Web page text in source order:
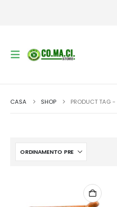
CASA SHOP PRODUCT TAG -